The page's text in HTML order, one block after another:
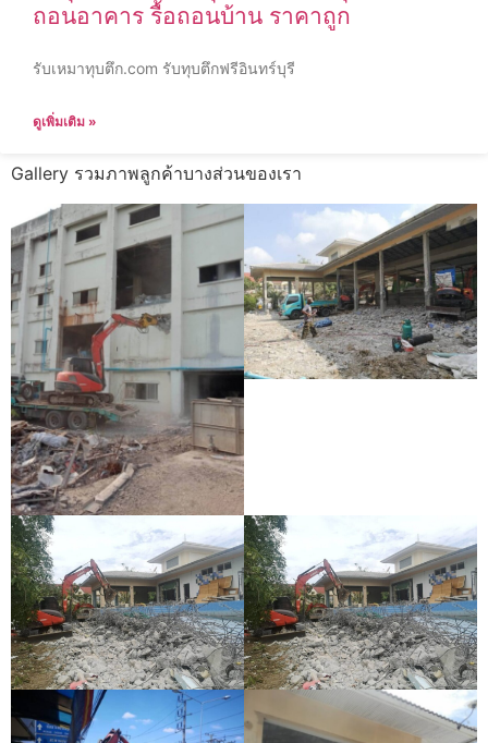
ถอนอาคาร รื้อถอนบ้าน ราคาถูก
รับเหมาทุบตึก.com รับทุบตึกฟรีอินทร์บุรี
ดูเพิ่มเติม »
Gallery รวมภาพลูกค้าบางส่วนของเรา